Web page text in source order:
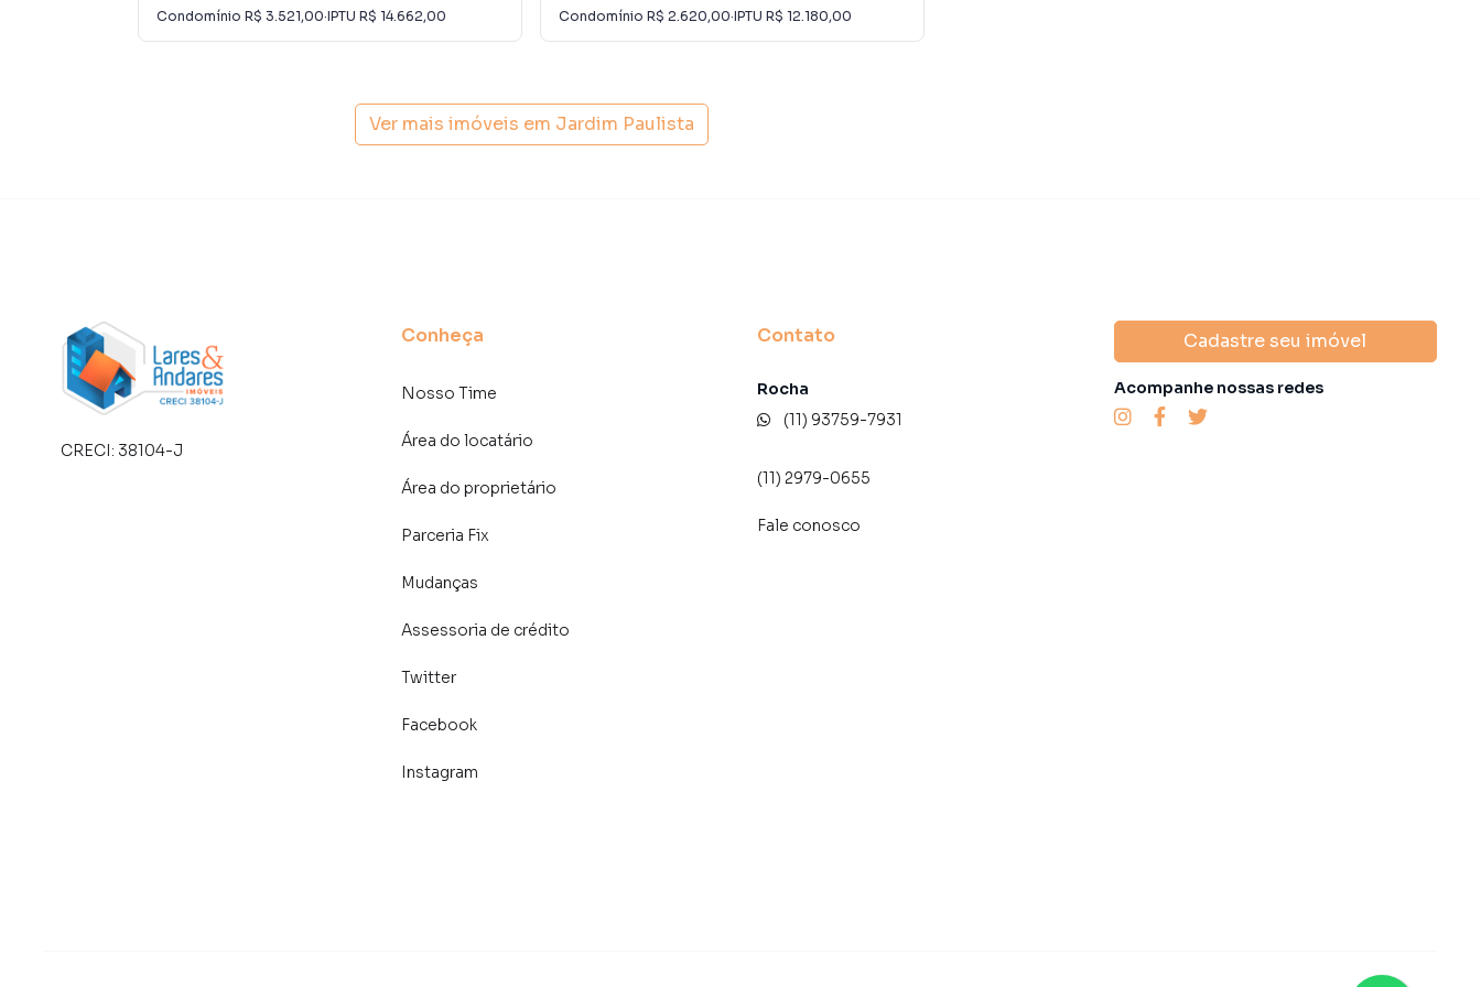
consequência uma maior chance de vender ou alugar seu imóvel mais rápido. Contamos também com
um time de programadores, corretores treinados e uma central de atendimento preparada para
Condomínio R$ 3.521,00·IPTU R$ 14.662,00
Condomínio R$ 2.620,00·IPTU R$ 12.180,00
Ver mais imóveis em Jardim Paulista
CRECI: 38104-J
Conheça
Nosso Time
Área do locatário
Área do proprietário
Parceria Fix
Mudanças
Assessoria de crédito
Twitter
Facebook
Instagram
Contato
Rocha
(11) 93759-7931
(11) 2979-0655
Fale conosco
Cadastre seu imóvel
Acompanhe nossas redes